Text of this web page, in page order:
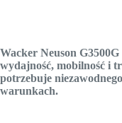
Wacker Neuson
wydajność, mobilność i
potrzebuje
warunkach.